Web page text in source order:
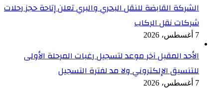
الشركة القابضة للنقل البحري والبري تعلن إتاحة حجز رحلات
شركات نقل الركاب
7 أغسطس، 2026
الأحد المقبل آخر موعد لتسجيل رغبات المرحلة الأولى
للتنسيق الإلكتروني ولا مد لفترة التسجيل
7 أغسطس، 2026